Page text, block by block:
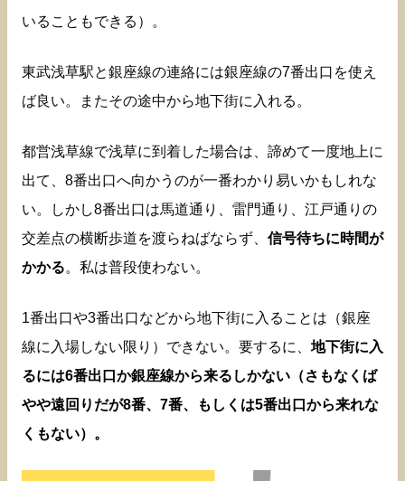
いることもできる）。
東武浅草駅と銀座線の連絡には銀座線の7番出口を使え
ば良い。またその途中から地下街に入れる。
都営浅草線で浅草に到着した場合は、諦めて一度地上に
出て、8番出口へ向かうのが一番わかり易いかもしれな
い。しかし8番出口は馬道通り、雷門通り、江戸通りの
交差点の横断歩道を渡らねばならず、 信号待ちに時間が
かかる。私は普段使わない。
1番出口や3番出口などから地下街に入ることは（銀座
線に入場しない限り）できない。要するに、 地下街に入
るには6番出口か銀座線から来るしかない（さもなくば
やや遠回りだが8番、7番、もしくは5番出口から来れな
くもない）。